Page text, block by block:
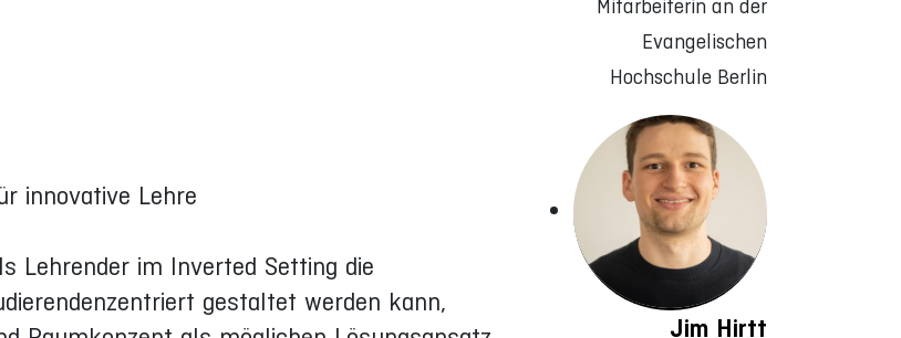
innovative Lehre
Lehrender im Inverted Setting die
gestaltet werden kann,
Mitarbeiterin an der
Evangelischen
Hochschule Berlin
Jim Hirtt